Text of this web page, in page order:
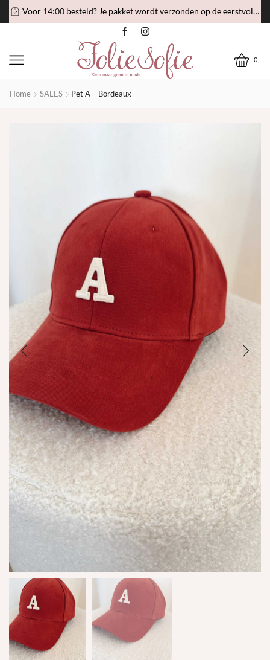
Voor 14:00 besteld? Je pakket wordt verzonden op de eerstvolgende verzenddag!
0
Home SALES Pet A – Bordeaux